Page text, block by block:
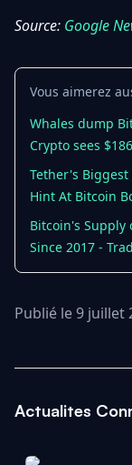
Ethereum
Régulations
Plateformes
& Sécurité
Bases de
Portefeuilles
Avancé
FR
Source: Google
Vous aimerez
Whales dump
Crypto sees
Tether's
Hint At Bitcoin
Bitcoin's Supply
Since 2017 -
Publié le 9 juillet
Actualites